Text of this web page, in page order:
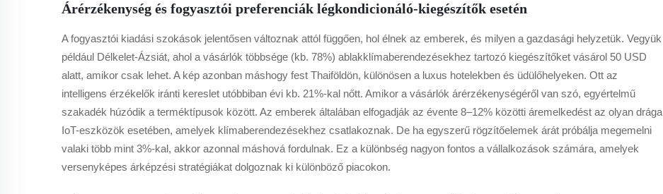
Árérzékenység és fogyasztói preferenciák légkondicionáló-kiegészítők esetén
A fogyasztói kiadási szokások jelentősen változnak attól függően, hol élnek az emberek, és milyen a gazdasági helyzetük. Vegyük
például Délkelet-Ázsiát, ahol a vásárlók többsége (kb. 78%) ablakklímaberendezésekhez tartozó kiegészítőket vásárol 50 USD
alatt, amikor csak lehet. A kép azonban máshogy fest Thaiföldön, különösen a luxus hotelekben és üdülőhelyeken. Ott az
intelligens érzékelők iránti kereslet utóbbiban évi kb. 21%-kal nőtt. Amikor a vásárlók árérzékenységéről van szó, egyértelmű
szakadék húzódik a terméktípusok között. Az emberek általában elfogadják az évente 8–12% közötti áremelkedést az olyan drága
IoT-eszközök esetében, amelyek klímaberendezésekhez csatlakoznak. De ha egyszerű rögzítőelemek árát próbálja megemelni
valaki több mint 3%-kal, akkor azonnal máshová fordulnak. Ez a különbség nagyon fontos a vállalkozások számára, amelyek
versenyképes árképzési stratégiákat dolgoznak ki különböző piacokon.